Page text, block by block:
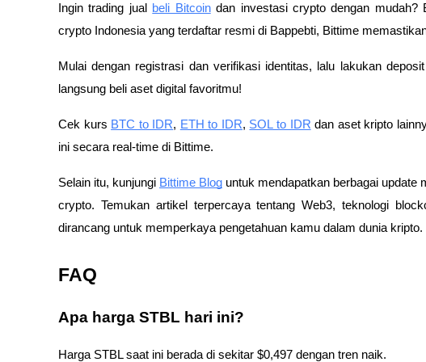
Ingin trading jual beli Bitcoindan investasi crypto dengan mudah?
crypto Indonesia yang terdaftar resmi di Bappebti, Bittime
Mulai dengan registrasi dan verifikasi identitas, lalu lakukan
langsung beli aset digital favoritmu!
Cek kurs BTC to IDR, ETH to IDR, SOL to IDR dan aset kripto
ini secara real-time di Bittime.
Selain itu, kunjungi Bittime Blog untuk mendapatkan berbagai update
crypto. Temukan artikel terpercaya tentang Web3, teknologi
dirancang untuk memperkaya pengetahuan kamu dalam dunia kripto.
FAQ
Apa harga STBL hari ini?
Harga STBL saat ini berada di sekitar $0,497 dengan tren naik.